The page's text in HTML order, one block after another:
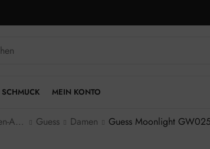
SCHMUCK MEIN KONTO
Marken-Armbanduhren Guess Damen